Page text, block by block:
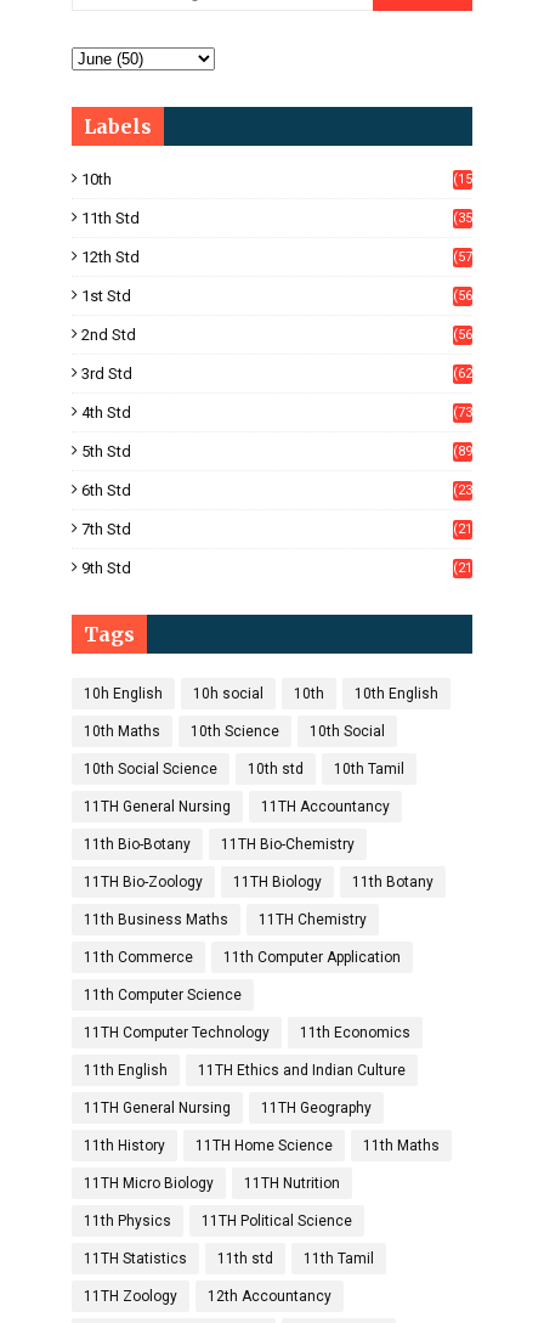
Labels
10th
(15
11th Std
(35
12th Std
(57
1st Std
(56
2nd Std
(56
3rd Std
(62
4th Std
(73
5th Std
(89
6th Std
(23
7th Std
(21
9th Std
(21
Tags
10h English 10h social 10th 10th English
10th Maths 10th Science 10th Social
10th Social Science 10th std 10th Tamil
11TH General Nursing 11TH Accountancy
11th Bio-Botany 11TH Bio-Chemistry
11TH Bio-Zoology 11TH Biology 11th Botany
11th Business Maths 11TH Chemistry
11th Commerce 11th Computer Application
11th Computer Science
11TH Computer Technology 11th Economics
11th English 11TH Ethics and Indian Culture
11TH General Nursing 11TH Geography
11th History 11TH Home Science 11th Maths
11TH Micro Biology 11TH Nutrition
11th Physics 11TH Political Science
11TH Statistics 11th std 11th Tamil
11TH Zoology 12th Accountancy